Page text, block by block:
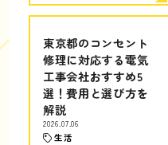
東京都のコンセント
修理に対応する電気
工事会社おすすめ5
選！費用と選び方を
解説
2026.07.06
生活